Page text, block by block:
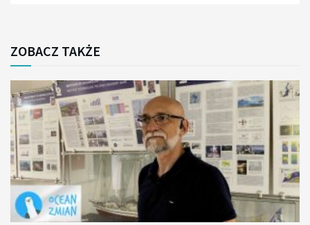
ZOBACZ TAKŻE